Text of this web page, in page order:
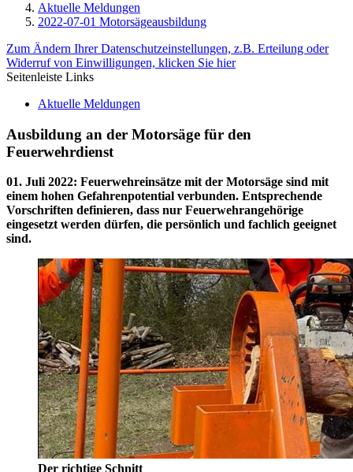
Aktuelle Meldungen
2022-07-01 Motorsägeausbildung
Zum Ändern Ihrer Datenschutzeinstellungen, z.B. Erteilung oder
Widerruf von Einwilligungen, klicken Sie hier
Seitenleiste Links
Aktuelle Meldungen
Ausbildung an der Motorsäge für den
Feuerwehrdienst
01. Juli 2022: Feuerwehreinsätze mit der Motorsäge sind mit
einem hohen Gefahrenpotential verbunden. Entsprechende
Vorschriften definieren, dass nur Feuerwehrangehörige
eingesetzt werden dürfen, die persönlich und fachlich geeignet
sind.
Der richtige Schnitt